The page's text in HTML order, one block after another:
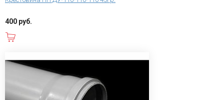
400 руб.